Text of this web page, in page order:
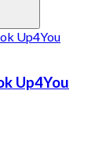
Up4You